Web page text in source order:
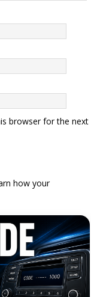
browser for the next
how your